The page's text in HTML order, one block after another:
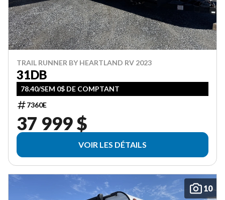
TRAIL RUNNER BY HEARTLAND RV 2023
31DB
78.40/SEM 0$ DE COMPTANT
7360E
37 999 $
VOIR LES DÉTAILS
10